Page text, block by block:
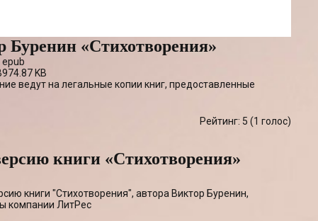
Буренин «Стихотворения»
epub
974.87 KB
ведут на легальные копии книг, предоставленные
Рейтинг: 5 (1 голос)
книги «Стихотворения»
книги "Стихотворения", автора Виктор Буренин,
компании ЛитРес